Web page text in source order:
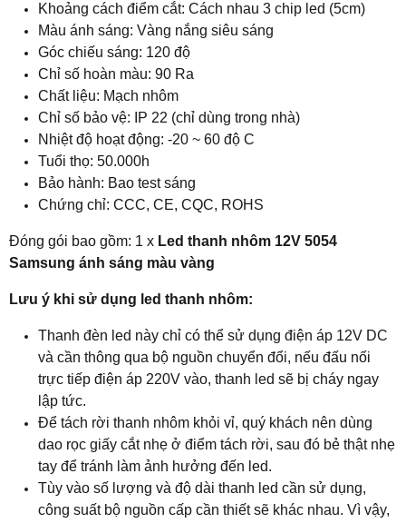
Khoảng cách điểm cắt: Cách nhau 3 chip led (5cm)
Màu ánh sáng: Vàng nắng siêu sáng
Góc chiếu sáng: 120 độ
Chỉ số hoàn màu: 90 Ra
Chất liệu: Mạch nhôm
Chỉ số bảo vệ: IP 22 (chỉ dùng trong nhà)
Nhiệt độ hoạt động: -20 ~ 60 độ C
Tuổi thọ: 50.000h
Bảo hành: Bao test sáng
Chứng chỉ: CCC, CE, CQC, ROHS
Đóng gói bao gồm: 1 x Led thanh nhôm 12V 5054
Samsung ánh sáng màu vàng
Lưu ý khi sử dụng led thanh nhôm:
Thanh đèn led này chỉ có thể sử dụng điện áp 12V DC
và cần thông qua bộ nguồn chuyển đổi, nếu đấu nối
trực tiếp điện áp 220V vào, thanh led sẽ bị cháy ngay
lập tức.
Để tách rời thanh nhôm khỏi vỉ, quý khách nên dùng
dao rọc giấy cắt nhẹ ở điểm tách rời, sau đó bẻ thật nhẹ
tay để tránh làm ảnh hưởng đến led.
Tùy vào số lượng và độ dài thanh led cần sử dụng,
công suất bộ nguồn cấp cần thiết sẽ khác nhau. Vì vậy,